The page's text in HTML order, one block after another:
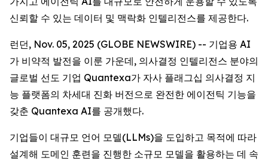
신뢰할 수 있는 데이터 및 맥락화 인텔리전스를 제공한다.
런던, Nov. 05, 2025 (GLOBE NEWSWIRE) -- 기업용 AI
가 비약적 발전을 이룬 가운데, 의사결정 인텔리전스 분야의
글로벌 선도 기업 Quantexa가 자사 플래그십 의사결정 지
능 플랫폼의 차세대 진화 버전으로 완전한 에이전틱 기능을
갖춘 Quantexa AI를 공개했다.
기업들이 대규모 언어 모델(LLMs)을 도입하고 목적에 따라
설계해 도메인 훈련을 진행한 소규모 모델을 활용하는 데 속